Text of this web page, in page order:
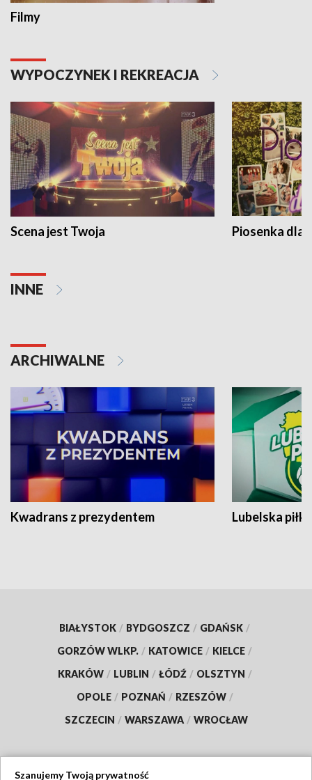
Filmy
WYPOCZYNEK I REKREACJA
Scena jest Twoja Piosenka dla
INNE
ARCHIWALNE
Kwadrans z prezydentem Lubelska piłka
BIAŁYSTOK / BYDGOSZCZ / GDAŃSK /
GORZÓW WLKP. / KATOWICE / KIELCE /
KRAKÓW / LUBLIN / ŁÓDŹ / OLSZTYN /
OPOLE / POZNAŃ / RZESZÓW /
SZCZECIN / WARSZAWA / WROCŁAW
Szanujemy Twoją prywatność